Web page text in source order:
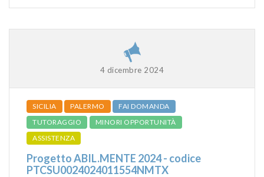
4 dicembre 2024
SICILIA PALERMO
FAI DOMANDA
TUTORAGGIO
MINORI OPPORTUNITÀ
ASSISTENZA
Progetto ABIL.MENTE 2024 - codice
PTCSU0024024011554NMTX